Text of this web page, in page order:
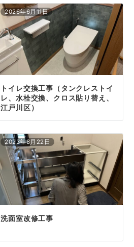
2026年6月11日
トイレ交換工事（タンクレストイ
レ、水栓交換、クロス貼り替え、
江戸川区）
2023年8月22日
洗面室改修工事